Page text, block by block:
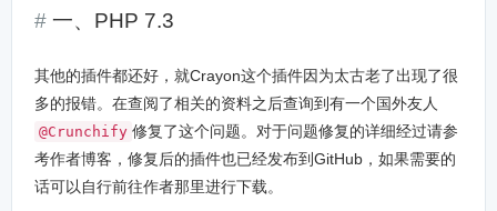
一、PHP 7.3
其他的插件都还好，就Crayon这个插件因为太古老了出现了很
多的报错。在查阅了相关的资料之后查询到有一个国外友人
@Crunchify 修复了这个问题。对于问题修复的详细经过请参
考作者博客，修复后的插件也已经发布到GitHub，如果需要的
话可以自行前往作者那里进行下载。